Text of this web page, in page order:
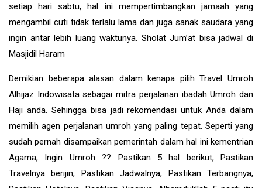
setiap hari sabtu, hal ini mempertimbangkan jamaah yang
mengambil cuti tidak terlalu lama dan juga sanak saudara yang
ingin antar lebih luang waktunya. Sholat Jum’at bisa jadwal di
Masjidil Haram
Demikian beberapa alasan dalam kenapa pilih Travel Umroh
Alhijaz Indowisata sebagai mitra perjalanan ibadah Umroh dan
Haji anda. Sehingga bisa jadi rekomendasi untuk Anda dalam
memilih agen perjalanan umroh yang paling tepat. Seperti yang
sudah pernah disampaikan pemerintah dalam hal ini kementrian
Agama, Ingin Umroh ?? Pastikan 5 hal berikut, Pastikan
Travelnya berijin, Pastikan Jadwalnya, Pastikan Terbangnya,